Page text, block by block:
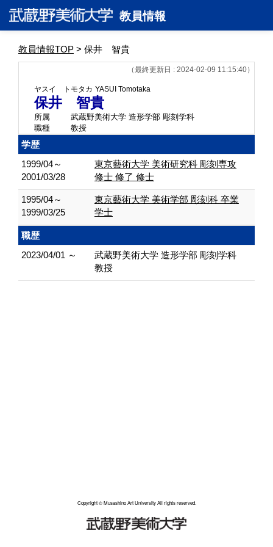
教員情報
教員情報TOP > 保井 智貴
（最終更新日 : 2024-02-09 11:15:40）
ヤスイ トモタカ YASUI Tomotaka
保井 智貴
所属
武蔵野美術大学 造形学部 彫刻学科
職種
教授
学歴
1999/04～
2001/03/28
東京藝術大学 美術研究科 彫刻専攻
修士 修了 修士
1995/04～
1999/03/25
東京藝術大学 美術学部 彫刻科 卒業
学士
職歴
2023/04/01 ～
武蔵野美術大学 造形学部 彫刻学科
教授
Copyright © Musashino Art University All rights reserved.